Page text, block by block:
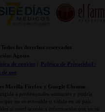
los derechos reservados
Agosto
de cookies|
Politica de Privacidad /
de uso
Mozilla Firefox y Google Chrome
a profesionales sanitarios y podría
no es accesible o válida en su país.
si usted accede a información que en su